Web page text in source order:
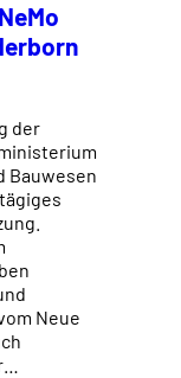
der
Bauwesen
Neue